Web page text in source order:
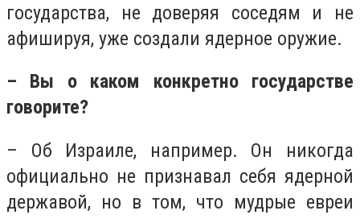
государства, не доверяя соседям и не
афишируя, уже создали ядерное оружие.
– Вы о каком конкретно государстве
говорите?
– Об Израиле, например. Он никогда
официально не признавал себя ядерной
державой, но в том, что мудрые евреи